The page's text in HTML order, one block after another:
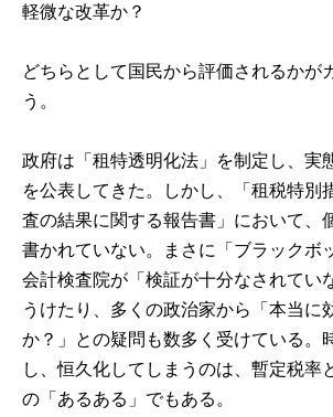
軽微な改革か？
どちらとして国民から評価されるかが
う。
政府は「租特透明化法」を制定し、実
を公表してきた。しかし、
「租税特別
査の結果に関する報告書」 において、
書かれていない。まさに「ブラックボ
会計検査院が「検証が十分なされてい
うけたり、多くの政治家から「本当に
か？」との疑問も数多く受けている。
し、恒久化してしまうのは、暫定税率
の「あるある」でもある。